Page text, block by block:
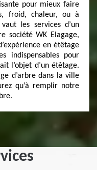
pour mieux faire
froid, chaleur, ou à
les services d’un
société WK Elagage,
en étêtage
indispensables pour
l’objet d’un étêtage.
d’arbre dans la ville
qu’à remplir notre